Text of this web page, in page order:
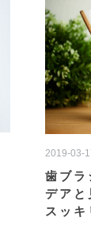
2019-03-
歯ブラ
デアと
スッキ